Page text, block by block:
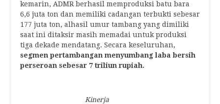
kemarin, ADMR berhasil memproduksi batu bara
6,6 juta ton dan memiliki cadangan terbukti sebesar
177 juta ton, alhasil umur tambang yang dimiliki
saat ini ditaksir masih memadai untuk produksi
tiga dekade mendatang. Secara keseluruhan,
segmen pertambangan menyumbang laba bersih
perseroan sebesar 7 triliun rupiah.
Kinerja